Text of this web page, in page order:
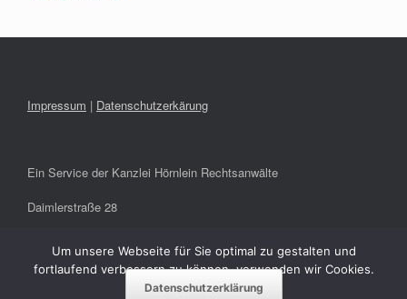
Impressum | Datenschutzerkärung
Ein Service der Kanzlei Hörnlein Rechtsanwälte
Daimlerstraße 28
info@hoernlein-rae.de
Um unsere Webseite für Sie optimal zu gestalten und
fortlaufend verbessern zu können, verwenden wir Cookies.
Datenschutzerklärung